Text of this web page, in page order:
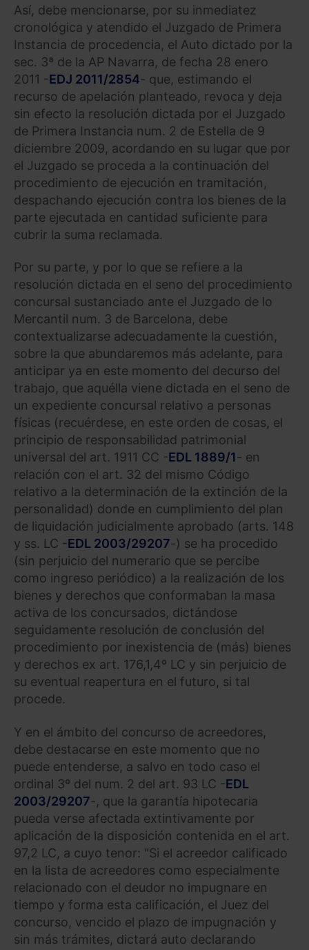
Así, debe mencionarse, por su inmediatez
cronológica y atendido el Juzgado de Primera
Instancia de procedencia, el Auto dictado por la
sec. 3ª de la AP Navarra, de fecha 28 enero
2011 -EDJ 2011/2854- que, estimando el
recurso de apelación planteado, revoca y deja
sin efecto la resolución dictada por el Juzgado
de Primera Instancia num. 2 de Estella de 9
diciembre 2009, acordando en su lugar que por
el Juzgado se proceda a la continuación del
procedimiento de ejecución en tramitación,
despachando ejecución contra los bienes de la
parte ejecutada en cantidad suficiente para
cubrir la suma reclamada.
Por su parte, y por lo que se refiere a la
resolución dictada en el seno del procedimiento
concursal sustanciado ante el Juzgado de lo
Mercantil num. 3 de Barcelona, debe
contextualizarse adecuadamente la cuestión,
sobre la que abundaremos más adelante, para
anticipar ya en este momento del decurso del
trabajo, que aquélla viene dictada en el seno de
un expediente concursal relativo a personas
físicas (recuérdese, en este orden de cosas, el
principio de responsabilidad patrimonial
universal del art. 1911 CC -EDL 1889/1- en
relación con el art. 32 del mismo Código
relativo a la determinación de la extinción de la
personalidad) donde en cumplimiento del plan
de liquidación judicialmente aprobado (arts. 148
y ss. LC -EDL 2003/29207-) se ha procedido
(sin perjuicio del numerario que se percibe
como ingreso periódico) a la realización de los
bienes y derechos que conformaban la masa
activa de los concursados, dictándose
seguidamente resolución de conclusión del
procedimiento por inexistencia de (más) bienes
y derechos ex art. 176,1,4º LC y sin perjuicio de
su eventual reapertura en el futuro, si tal
procede.
Y en el ámbito del concurso de acreedores,
debe destacarse en este momento que no
puede entenderse, a salvo en todo caso el
ordinal 3º del num. 2 del art. 93 LC -EDL
2003/29207-, que la garantía hipotecaria
pueda verse afectada extintivamente por
aplicación de la disposición contenida en el art.
97,2 LC, a cuyo tenor: "Si el acreedor calificado
en la lista de acreedores como especialmente
relacionado con el deudor no impugnare en
tiempo y forma esta calificación, el Juez del
concurso, vencido el plazo de impugnación y
sin más trámites, dictará auto declarando